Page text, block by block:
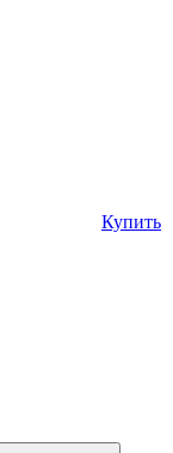
Купить